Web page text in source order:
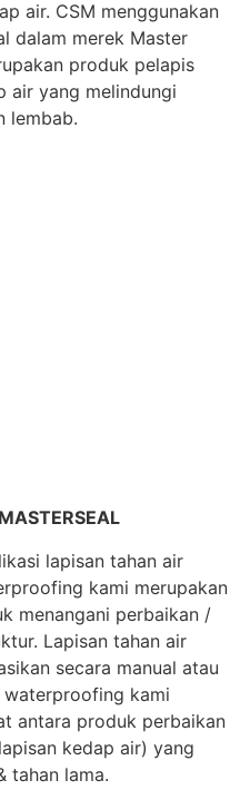
air. CSM menggunakan
dalam merek Master
produk pelapis
air yang melindungi
lembab.
lapisan tahan air
kami merupakan
menangani perbaikan /
Lapisan tahan air
secara manual atau
waterproofing kami
antara produk perbaikan
kedap air) yang
tahan lama.